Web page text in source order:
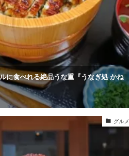
に食べれる絶品うな重『うなぎ処 かね
グルメ